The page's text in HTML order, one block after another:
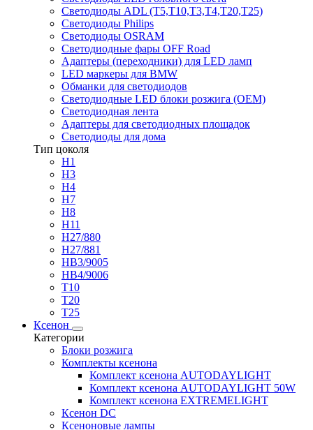
Светодиоды ADL (T5,T10,T3,T4,T20,T25)
Светодиоды Philips
Светодиоды OSRAM
Светодиодные фары OFF Road
Адаптеры (переходники) для LED ламп
LED маркеры для BMW
Обманки для светодиодов
Светодиодные LED блоки розжига (OEM)
Светодиодная лента
Адаптеры для светодиодных площадок
Светодиоды для дома
Тип цоколя
H1
H3
H4
H7
H8
H11
H27/880
H27/881
HB3/9005
HB4/9006
T10
T20
T25
Ксенон
Категории
Блоки розжига
Комплекты ксенона
Комплект ксенона AUTODAYLIGHT
Комплект ксенона AUTODAYLIGHT 50W
Комплект ксенона EXTREMELIGHT
Ксенон DC
Ксеноновые лампы